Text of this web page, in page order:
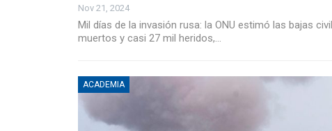
Nov 21, 2024
Mil días de la invasión rusa: la ONU estimó las bajas
muertos y casi 27 mil heridos,…
ACADEMIA